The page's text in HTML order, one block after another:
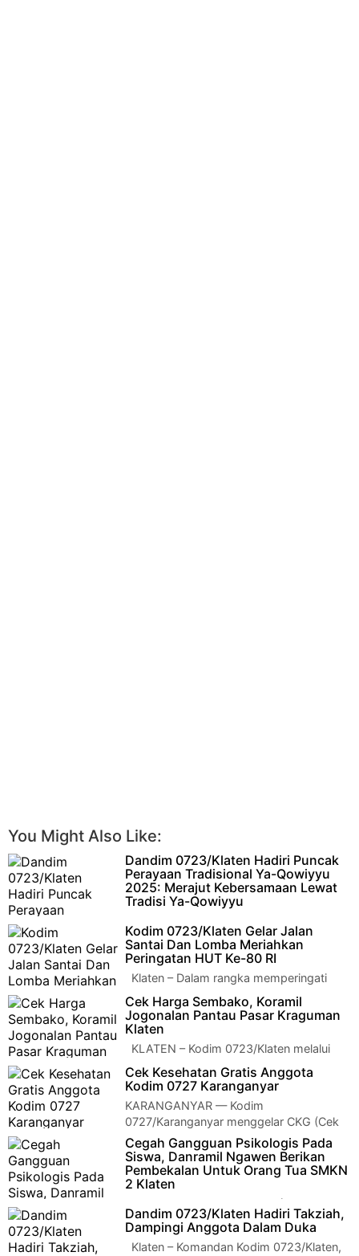
You Might Also Like:
Dandim 0723/Klaten Hadiri Puncak
Perayaan Tradisional Ya-Qowiyyu
2025: Merajut Kebersamaan Lewat
Tradisi Ya-Qowiyyu
Kecamatan Jatinom Kabupaten Klaten, Dandim 0723/Klaten,
Letkol Inf Slamet Hardianto, S…
Kodim 0723/Klaten Gelar Jalan
Santai Dan Lomba Meriahkan
Peringatan HUT Ke-80 RI
Klaten – Dalam rangka memperingati
Hari Ulang Tahun ke-80 Kemerdekaan
Republik Indonesia Tahun 2025, Komando …
Cek Harga Sembako, Koramil
Jogonalan Pantau Pasar Kraguman
Klaten
KLATEN – Kodim 0723/Klaten melalui
Koramil 02/Jogonalan melaksanakan
kegiatan pengecekan dan pemantauan harga…
Cek Kesehatan Gratis Anggota
Kodim 0727 Karanganyar
KARANGANYAR — Kodim
0727/Karanganyar menggelar CKG (Cek
Kesehatan Gratis) anggota Militer, ASN dan Persit KCK Cabang
XLV…
Cegah Gangguan Psikologis Pada
Siswa, Danramil Ngawen Berikan
Pembekalan Untuk Orang Tua SMKN
2 Klaten
Klaten – Komandan Koramil (Danramil)
08/Ngawen Kodim 0723/Klaten, Letnan Dua Infanteri Gatot
Hariyanto, membe…
Dandim 0723/Klaten Hadiri Takziah,
Dampingi Anggota Dalam Duka
Klaten – Komandan Kodim 0723/Klaten,